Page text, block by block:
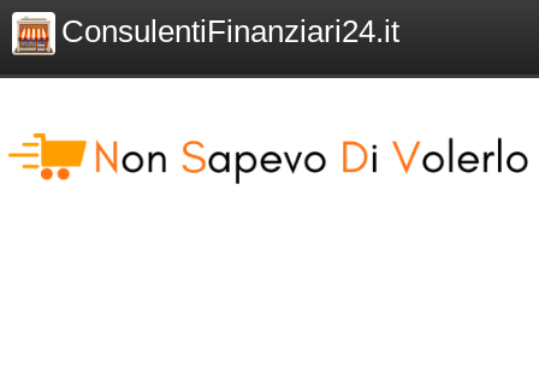
ConsulentiFinanziari24.it